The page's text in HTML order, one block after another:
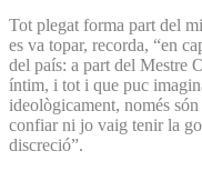
Tot plegat forma part del
es va topar, recorda, “en
del país: a part del Mestre
íntim, i tot i que puc
ideològicament, només
confiar ni jo vaig tenir la
discreció”.